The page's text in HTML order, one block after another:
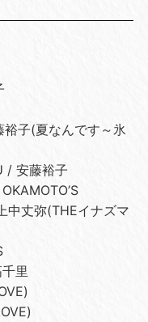
子(夏なんです～氷
/ 安藤裕子
中丈弥(THEイナズマ
里